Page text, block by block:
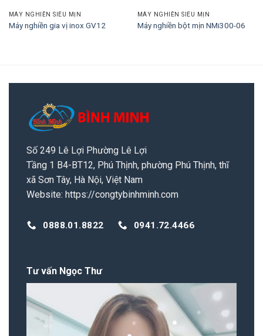
MÁY NGHIỀN SIÊU MỊN
Máy nghiền gia vị inox GV12
MÁY NGHIỀN SIÊU MỊN
Máy nghiền bột mịn NMi300-06
Số 249 Lê Lợi Phường Lê Lợi
Tầng 1 B4-BT12, Phú Thịnh, phường Phú Thịnh, thĩ
xã Sơn Tây, Hà Nội, Việt Nam
Website: https://congtybinhminh.com
0888.01.8822 0941.72.4466
Tư vấn Ngọc Thư